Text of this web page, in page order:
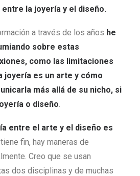
la joyería y el diseño.
a través de los años he
sobre estas
como las limitaciones
joyería es un arte y cómo
más allá de su nicho, si
o diseño.
entre el arte y el diseño es
fin, hay maneras de
Creo que se usan
dos disciplinas y de muchas